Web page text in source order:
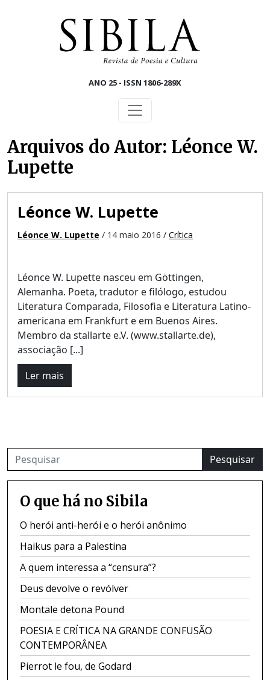
ANO 25 - ISSN 1806-289X
Arquivos do Autor: Léonce W.
Lupette
Léonce W. Lupette
Léonce W. Lupette / 14 maio 2016 / Crítica
Léonce W. Lupette nasceu em Göttingen,
Alemanha. Poeta, tradutor e filólogo, estudou
Literatura Comparada, Filosofia e Literatura Latino-
americana em Frankfurt e em Buenos Aires.
Membro da stallarte e.V. (www.stallarte.de),
associação [...]
Ler mais
Pesquisar
O que há no Sibila
O herói anti-herói e o herói anônimo
Haikus para a Palestina
A quem interessa a “censura”?
Deus devolve o revólver
Montale detona Pound
POESIA E CRÍTICA NA GRANDE CONFUSÃO
CONTEMPORÂNEA
Pierrot le fou, de Godard